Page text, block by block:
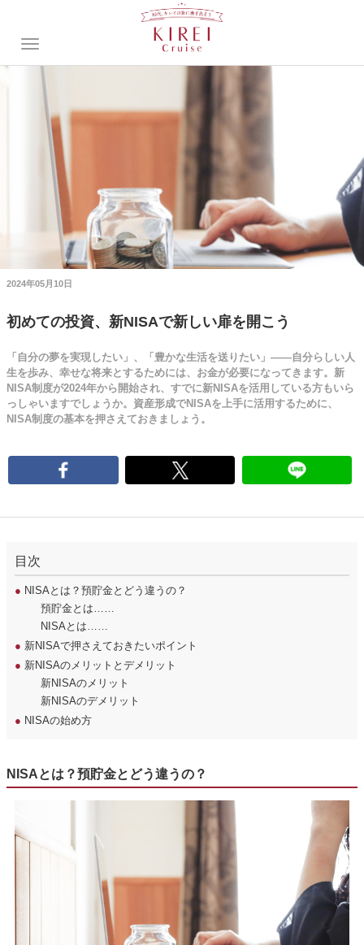
2024年05月10日
初めての投資、新NISAで新しい扉を開こう
「自分の夢を実現したい」、「豊かな生活を送りたい」――自分らしい人
生を歩み、幸せな将来とするためには、お金が必要になってきます。新
NISA制度が2024年から開始され、すでに新NISAを活用している方もいら
っしゃいますでしょうか。資産形成でNISAを上手に活用するために、
NISA制度の基本を押さえておきましょう。
目次
● NISAとは？預貯金とどう違うの？
預貯金とは……
NISAとは……
● 新NISAで押さえておきたいポイント
● 新NISAのメリットとデメリット
新NISAのメリット
新NISAのデメリット
● NISAの始め方
NISAとは？預貯金とどう違うの？